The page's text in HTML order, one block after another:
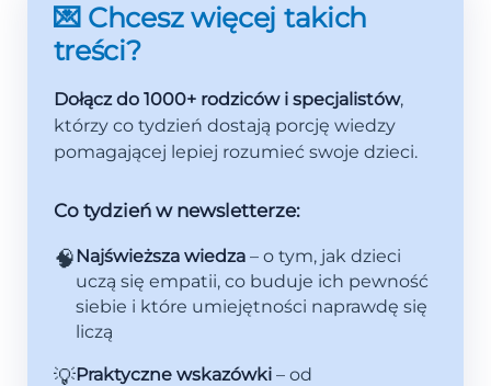
💌 Chcesz więcej takich
treści?
Dołącz do 1000+ rodziców i specjalistów,
którzy co tydzień dostają porcję wiedzy
pomagającej lepiej rozumieć swoje dzieci.
Co tydzień w newsletterze:
🧠 Najświeższa wiedza– o tym, jak dzieci
uczą się empatii, co buduje ich pewność
siebie i które umiejętności naprawdę się
liczą
💡Praktyczne wskazówki– od